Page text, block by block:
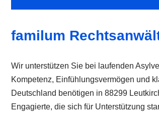
familum
Wir unterstützen Sie bei laufenden
Kompetenz, Einfühlungsvermögen und
Deutschland benötigen in 88299
Engagierte, die sich für Unterstützung